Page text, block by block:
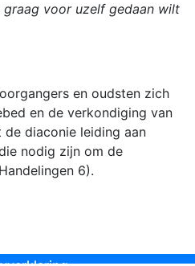
voor uzelf gedaan wilt
en oudsten zich
en de verkondiging van
diaconie leiding aan
nodig zijn om de
6).